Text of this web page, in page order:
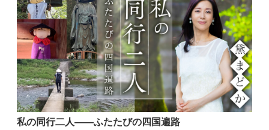
私の同行二人――ふたたびの四国遍路